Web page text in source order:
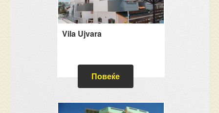
Vila Ujvara
Повеќе